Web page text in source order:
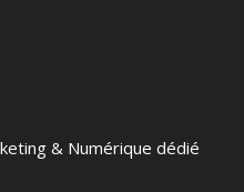
& Numérique dédié